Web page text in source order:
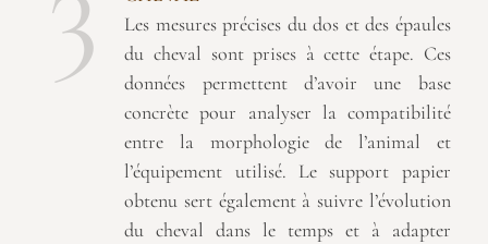
Les mesures précises du dos et des épaules
du cheval sont prises à cette étape. Ces
données permettent d’avoir une base
concrète pour analyser la compatibilité
entre la morphologie de l’animal et
l’équipement utilisé. Le support papier
obtenu sert également à suivre l’évolution
du cheval dans le temps et à adapter